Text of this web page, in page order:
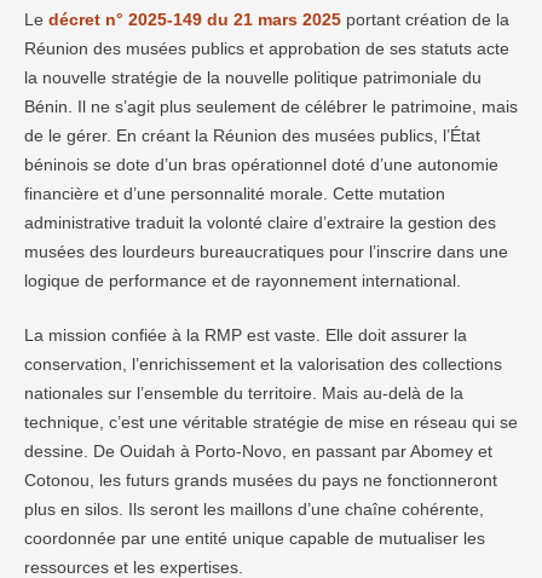
Le décret n° 2025-149 du 21 mars 2025 portant création de la
Réunion des musées publics et approbation de ses statuts acte
la nouvelle stratégie de la nouvelle politique patrimoniale du
Bénin. Il ne s’agit plus seulement de célébrer le patrimoine, mais
de le gérer. En créant la Réunion des musées publics, l’État
béninois se dote d’un bras opérationnel doté d’une autonomie
financière et d’une personnalité morale. Cette mutation
administrative traduit la volonté claire d’extraire la gestion des
musées des lourdeurs bureaucratiques pour l’inscrire dans une
logique de performance et de rayonnement international.
La mission confiée à la RMP est vaste. Elle doit assurer la
conservation, l’enrichissement et la valorisation des collections
nationales sur l’ensemble du territoire. Mais au-delà de la
technique, c’est une véritable stratégie de mise en réseau qui se
dessine. De Ouidah à Porto-Novo, en passant par Abomey et
Cotonou, les futurs grands musées du pays ne fonctionneront
plus en silos. Ils seront les maillons d’une chaîne cohérente,
coordonnée par une entité unique capable de mutualiser les
ressources et les expertises.